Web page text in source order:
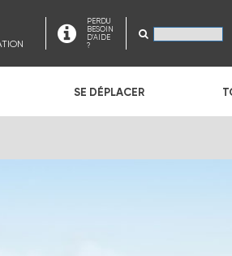
PERDU
BESOIN
D'AIDE
?
SE DÉPLACER